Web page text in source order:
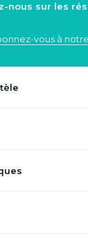
nous sur les
vous à